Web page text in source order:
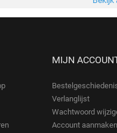
MIJN
Verlanglijst
Wachtwoord
Account aanmaken